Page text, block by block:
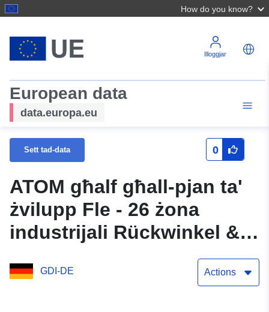
How do you know?
Illoggjar
European data
data.europa.eu
Sett tad-data 0
ATOM għalf għall-pjan ta'
żvilupp Fle - 26 żona
industrijali Rückwinkel &
Rückanger ma ÖBV Bidla
fil-pjan ta’ żvilupp relatat
GDI-DE Actions